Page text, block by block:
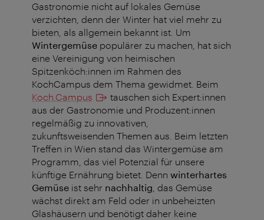
Gastronomie nicht auf lokales Gemüse
verzichten, denn der Winter hat viel mehr zu
bieten, als allgemein bekannt ist. Um
Wintergemüse populärer zu machen, hat sich
eine Vereinigung von heimischen
Spitzenköch:innen im Rahmen des
KochCampus dem Thema gewidmet. Beim
Koch.Campus
tauschen sich Expert:innen
aus der Gastronomie und Produzent:innen
regelmäßig zu innovativen,
zukunftsweisenden Themen aus. Beim letzten
Treffen in Wien stand das Wintergemüse am
Programm, das viel Potenzial für unsere
künftige Ernährung bietet. Denn winterhartes
Gemüse ist sehr nachhaltig , das Gemüse
wächst direkt am Feld oder in unbeheizten
Glashäusern und benötigt daher keine